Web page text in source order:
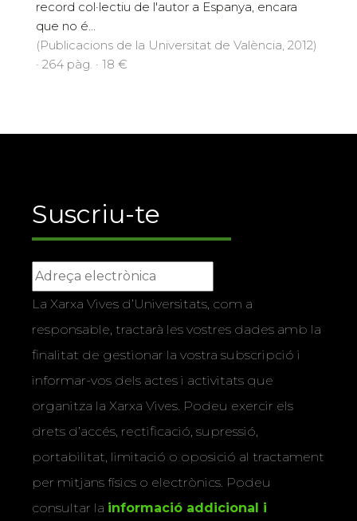
record col·lectiu de l'autor a Espanya, encara
que no é...
(Publicacions de la Universitat de València, 2012)
· 264 pàg. · 18 €
Suscriu-te
La Xarxa Vives d’Universitats, com a
responsable, tractarà les vostres dades amb la
finalitat de gestionar la vostra subscripció i
informar-vos dels actes i activitats que
organitza la Xarxa Vives. Podeu exercir els
drets d’accés, rectificació, supressió,
portabilitat, limitació o oposició al tractament
per mitjans físics o electrònics. Podeu
consultar la informació addicional i